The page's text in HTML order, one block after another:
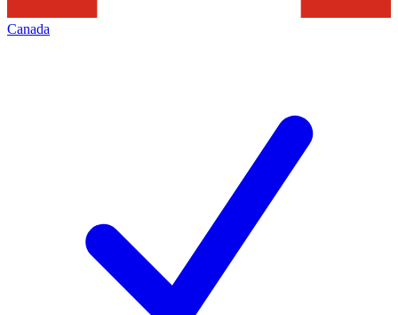
Canada